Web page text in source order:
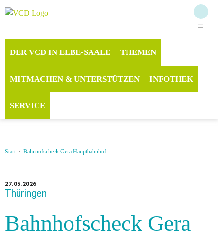
DER VCD IN ELBE-SAALE THEMEN
MITMACHEN & UNTERSTÜTZEN INFOTHEK
SERVICE
Start· Bahnhofscheck Gera Hauptbahnhof
27.05.2026
Thüringen
Bahnhofscheck Gera